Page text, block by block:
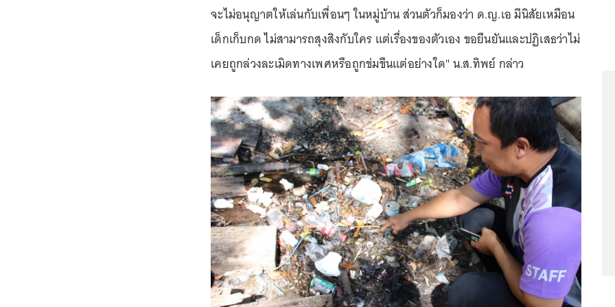
จะไม่อนุญาตให้เล่นกับเพื่อนๆ ในหมู่บ้าน ส่วนตัวก็มองว่า ด.ญ.เอ มีนิสัยเหมือน
เด็กเก็บกด ไม่สามารถสุงสิงกับใคร แต่เรื่องของตัวเอง ขอยืนยันและปฏิเสธว่าไม่
เคยถูกล่วงละเมิดทางเพศหรือถูกข่มขืนแต่อย่างใด" น.ส.ทิพย์ กล่าว